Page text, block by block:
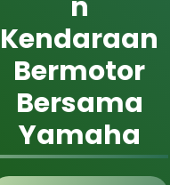
Kendaraan
Bermotor
Bersama
Yamaha